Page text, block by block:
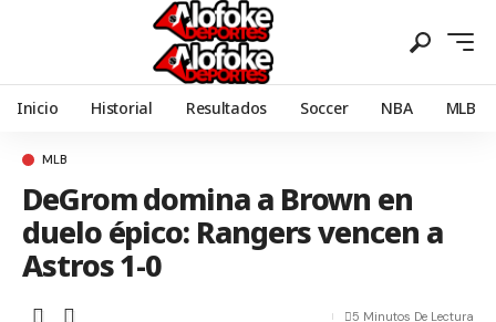
Inicio Historial Resultados Soccer NBA MLB
MLB
DeGrom domina a Brown en
duelo épico: Rangers vencen a
Astros 1-0
5 Minutos De Lectura